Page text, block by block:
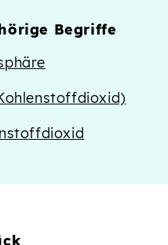
Begriffe